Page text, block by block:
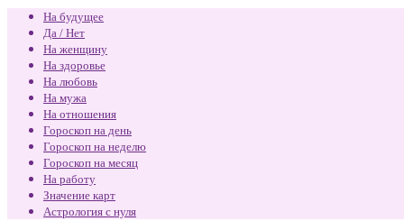
На будущее
Да / Нет
На женщину
На здоровье
На любовь
На мужа
На отношения
Гороскоп на день
Гороскоп на неделю
Гороскоп на месяц
На работу
Значение карт
Астрология с нуля